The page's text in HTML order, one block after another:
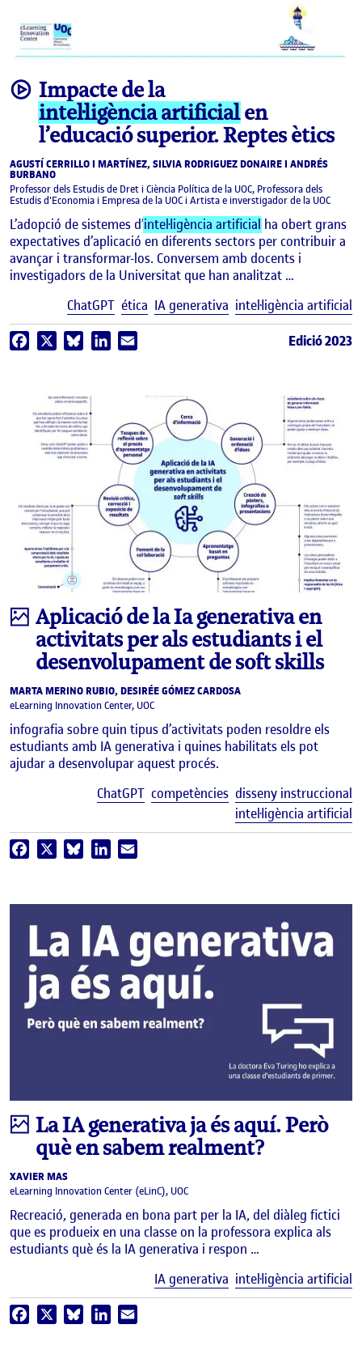
videoImpacte de la
intel·ligència artificialen
l’educació superior. Reptes ètics
AGUSTÍ CERRILLO I MARTÍNEZ, SILVIA RODRIGUEZ DONAIRE I ANDRÉS
BURBANO
Professor dels Estudis de Dret i Ciència Política de la UOC, Professora dels
Estudis d'Economia i Empresa de la UOC i Artista e inverstigador de la UOC
L’adopció de sistemes d’intel·ligència artificial ha obert grans
expectatives d’aplicació en diferents sectors per contribuir a
avançar i transformar-los. Conversem amb docents i
investigadors de la Universitat que han analitzat …
ChatGPT ética IA generativa intel·ligència artificial
Facebook BlueskyLinkedIn Edició 2023
Infografia
Aplicació de la Ia generativa en
activitats per als estudiants i el
desenvolupament de soft skills
MARTA MERINO RUBIO, DESIRÉE GÓMEZ CARDOSA
eLearning Innovation Center, UOC
infografia sobre quin tipus d’activitats poden resoldre els
estudiants amb IA generativa i quines habilitats els pot
ajudar a desenvolupar aquest procés.
ChatGPT competències disseny instruccional
intel·ligència artificial
Facebook BlueskyLinkedIn
imatge
La IA generativa ja és aquí. Però
què en sabem realment?
XAVIER MAS
eLearning Innovation Center (eLinC), UOC
Recreació, generada en bona part per la IA, del diàleg fictici
que es produeix en una classe on la professora explica als
estudiants què és la IA generativa i respon …
IA generativa intel·ligència artificial
Facebook BlueskyLinkedIn